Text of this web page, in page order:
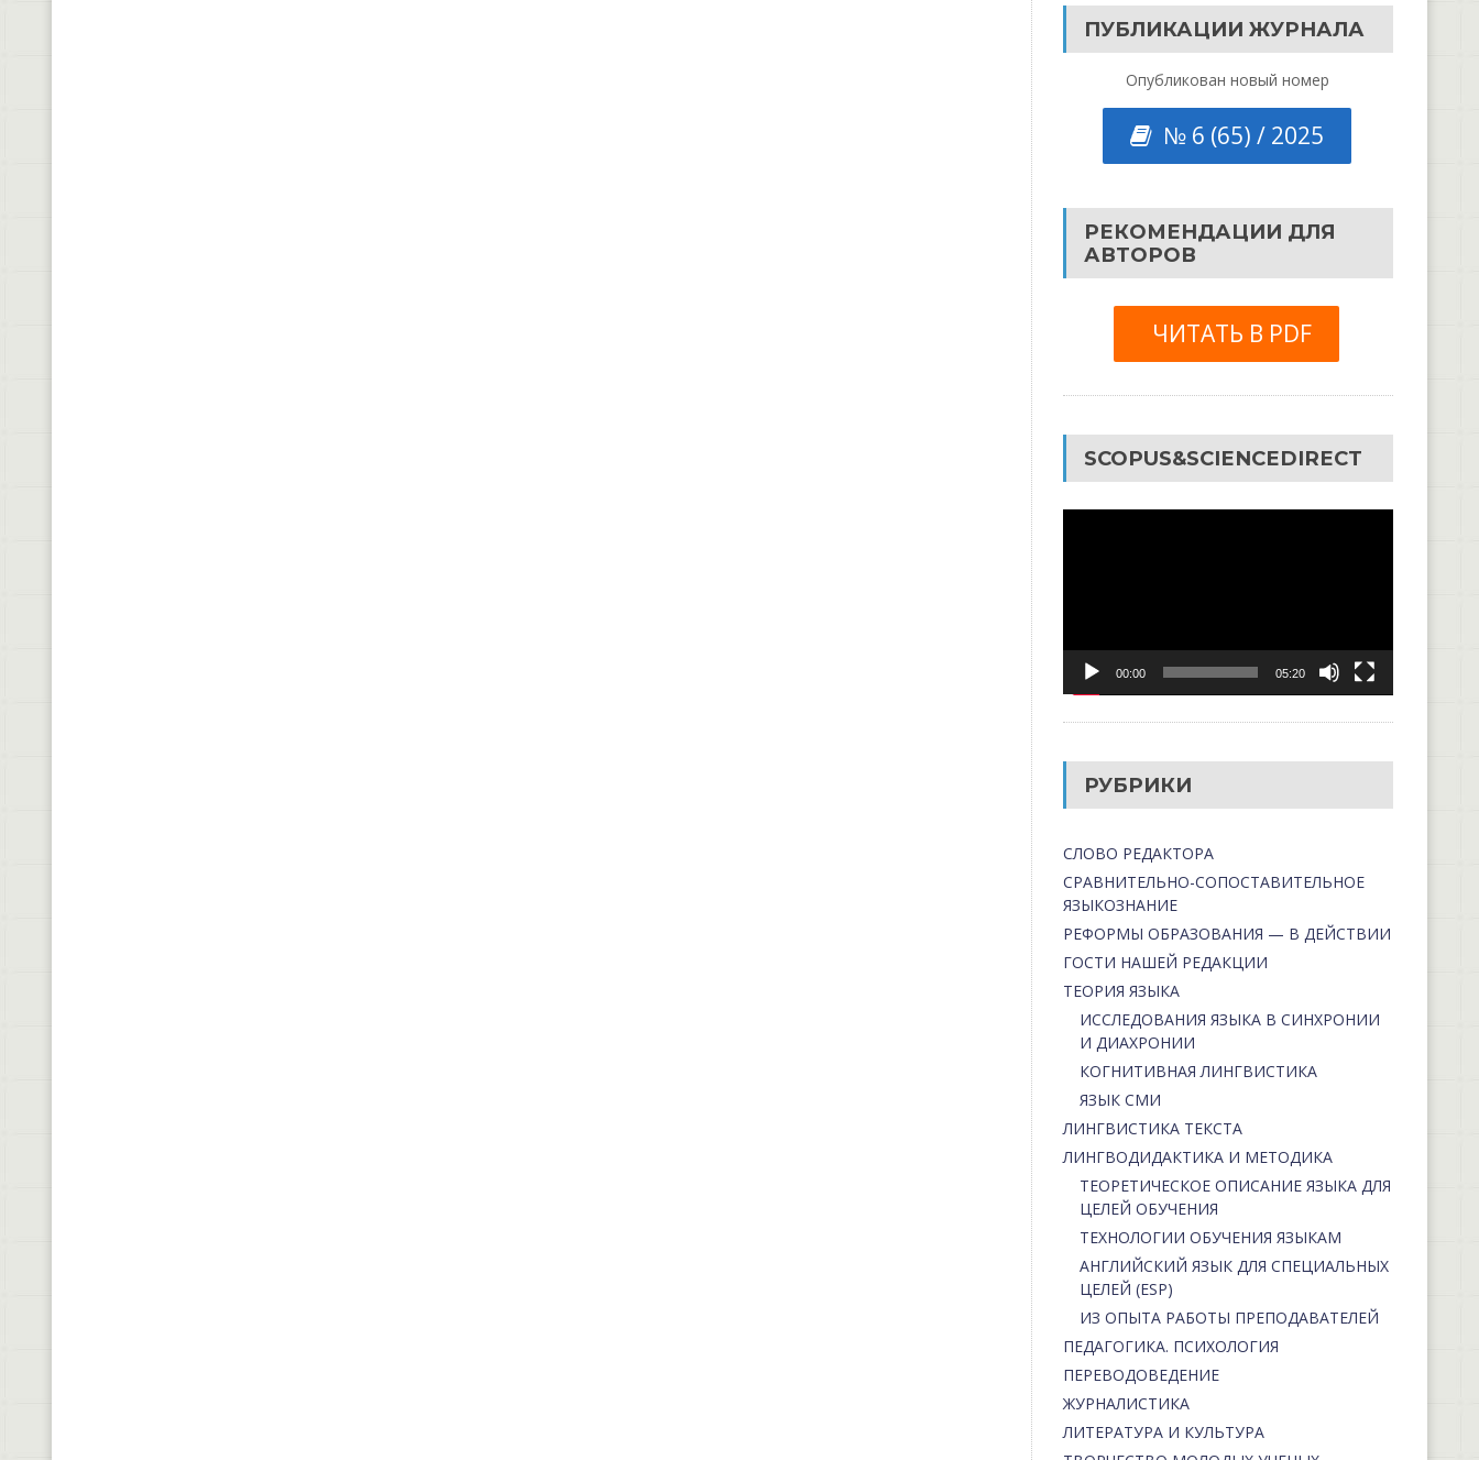
ПУБЛИКАЦИИ ЖУРНАЛА
Опубликован новый номер
№ 6 (65) / 2025
РЕКОМЕНДАЦИИ ДЛЯ
АВТОРОВ
ЧИТАТЬ В PDF
SCOPUS&SCIENCEDIRECT
00:00 05:20
РУБРИКИ
СЛОВО РЕДАКТОРА
СРАВНИТЕЛЬНО-СОПОСТАВИТЕЛЬНОЕ
ЯЗЫКОЗНАНИЕ
РЕФОРМЫ ОБРАЗОВАНИЯ — В ДЕЙСТВИИ
ГОСТИ НАШЕЙ РЕДАКЦИИ
ТЕОРИЯ ЯЗЫКА
ИССЛЕДОВАНИЯ ЯЗЫКА В СИНХРОНИИ
И ДИАХРОНИИ
КОГНИТИВНАЯ ЛИНГВИСТИКА
ЯЗЫК СМИ
ЛИНГВИСТИКА ТЕКСТА
ЛИНГВОДИДАКТИКА И МЕТОДИКА
ТЕОРЕТИЧЕСКОЕ ОПИСАНИЕ ЯЗЫКА ДЛЯ
ЦЕЛЕЙ ОБУЧЕНИЯ
ТЕХНОЛОГИИ ОБУЧЕНИЯ ЯЗЫКАМ
АНГЛИЙСКИЙ ЯЗЫК ДЛЯ СПЕЦИАЛЬНЫХ
ЦЕЛЕЙ (ESP)
ИЗ ОПЫТА РАБОТЫ ПРЕПОДАВАТЕЛЕЙ
ПЕДАГОГИКА. ПСИХОЛОГИЯ
ПЕРЕВОДОВЕДЕНИЕ
ЖУРНАЛИСТИКА
ЛИТЕРАТУРА И КУЛЬТУРА